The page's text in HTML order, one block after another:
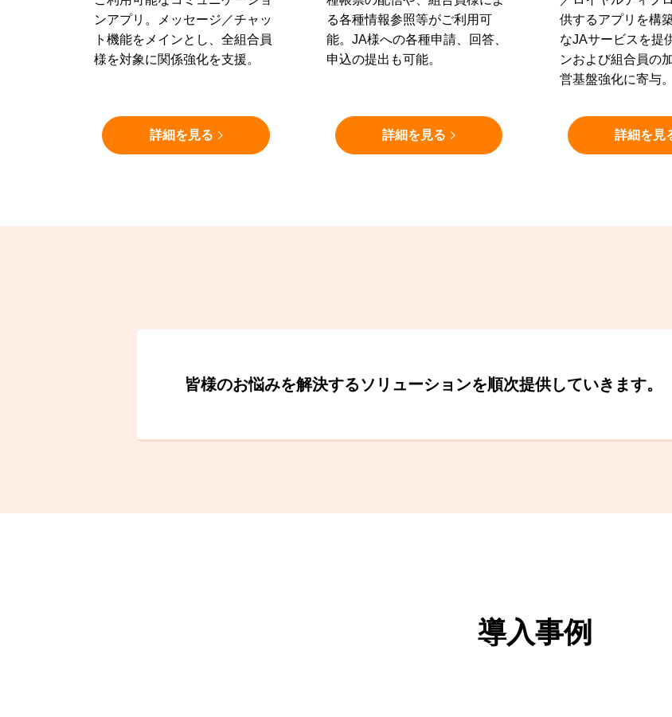
ンアプリ。メッセージ／チャッ
ト機能をメインとし、全組合員
様を対象に関係強化を支援。
詳細を見る
る各種情報参照等がご利用可
能。JA様への各種申請、回答、
申込の提出も可能。
詳細を見る
供するアプリを構
なJAサービスを提
ンおよび組合員の
営基盤強化に寄与。
詳細を見
皆様のお悩みを解決するソリューションを順次提供していきます。
導入事例